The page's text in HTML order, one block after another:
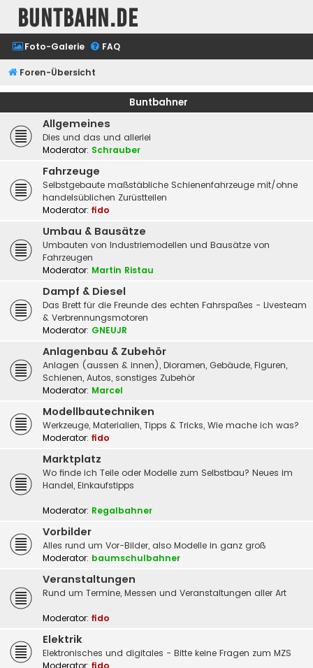
buntbahn.de
Foto-Galerie FAQ
Foren-Übersicht
Buntbahner
Allgemeines
Dies und das und allerlei
Moderator: Schrauber
Fahrzeuge
Selbstgebaute maßstäbliche Schienenfahrzeuge mit/ohne
handelsüblichen Zurüstteilen
Moderator: fido
Umbau & Bausätze
Umbauten von Industriemodellen und Bausätze von
Fahrzeugen
Moderator: Martin Ristau
Dampf & Diesel
Das Brett für die Freunde des echten Fahrspaßes - Livesteam
& Verbrennungsmotoren
Moderator: GNEUJR
Anlagenbau & Zubehör
Anlagen (aussen & innen), Dioramen, Gebäude, Figuren,
Schienen, Autos, sonstiges Zubehör
Moderator: Marcel
Modellbautechniken
Werkzeuge, Materialien, Tipps & Tricks, Wie mache ich was?
Moderator: fido
Marktplatz
Wo finde ich Teile oder Modelle zum Selbstbau? Neues im
Handel, Einkaufstipps
Moderator: Regalbahner
Vorbilder
Alles rund um Vor-Bilder, also Modelle in ganz groß
Moderator: baumschulbahner
Veranstaltungen
Rund um Termine, Messen und Veranstaltungen aller Art
Moderator: fido
Elektrik
Elektronisches und digitales - Bitte keine Fragen zum MZS
Moderator: fido